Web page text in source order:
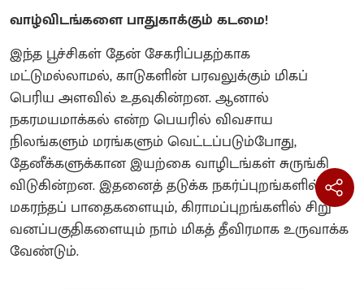
வாழ்விடங்களை பாதுகாக்கும் கடமை!
இந்த பூச்சிகள் தேன் சேகரிப்பதற்காக
மட்டுமல்லாமல், காடுகளின் பரவலுக்கும் மிகப்
பெரிய அளவில் உதவுகின்றன. ஆனால்
நகரமயமாக்கல் என்ற பெயரில் விவசாய
நிலங்களும் மரங்களும் வெட்டப்படும்போது,
தேனீக்களுக்கான இயற்கை வாழிடங்கள் சுருங்கி
விடுகின்றன. இதனைத் தடுக்க நகர்ப்புறங்களில்
மகரந்தப் பாதைகளையும், கிராமப்புறங்களில் சிறு
வனப்பகுதிகளையும் நாம் மிகத் தீவிரமாக உருவாக்க
வேண்டும்.